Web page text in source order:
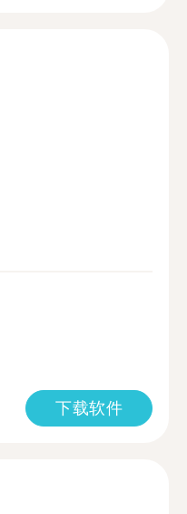
下载软件